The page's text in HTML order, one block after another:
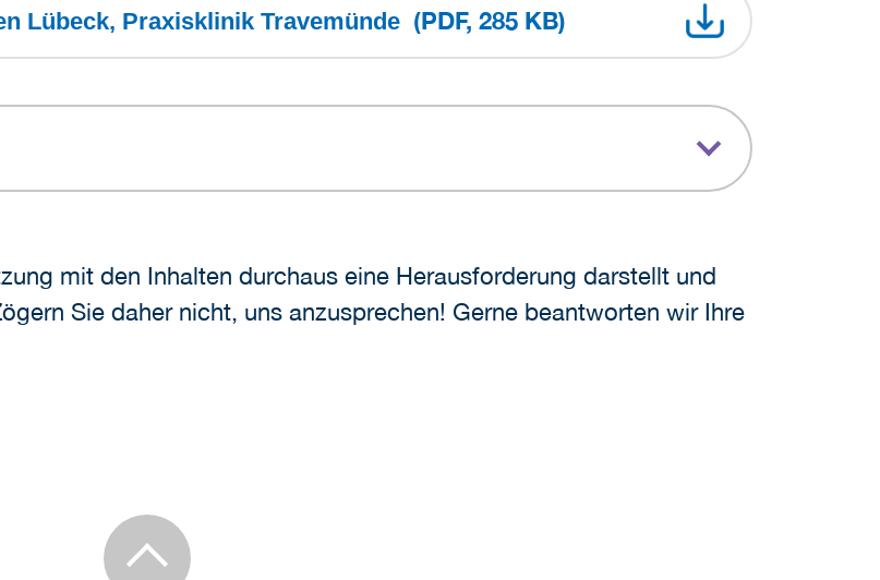
Lübeck, Praxisklinik Travemünde (PDF, 285 KB)
mit den Inhalten durchaus eine Herausforderung darstellt und
Sie daher nicht, uns anzusprechen! Gerne beantworten wir Ihre